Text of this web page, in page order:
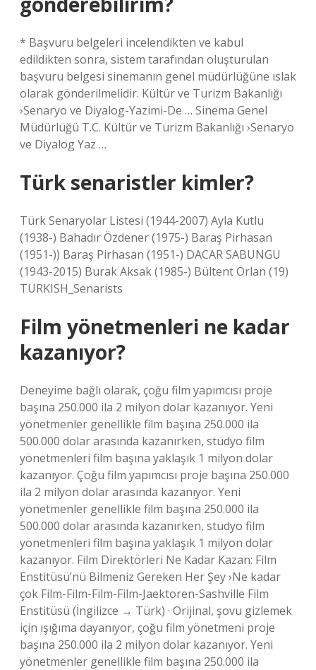
* Başvuru belgeleri incelendikten ve kabul
edildikten sonra, sistem tarafından oluşturulan
başvuru belgesi sinemanın genel müdürlüğüne ıslak
olarak gönderilmelidir. Kültür ve Turizm Bakanlığı
›Senaryo ve Diyalog-Yazimi-De … Sinema Genel
Müdürlüğü T.C. Kültür ve Turizm Bakanlığı ›Senaryo
ve Diyalog Yaz …
Türk senaristler kimler?
Türk Senaryolar Listesi (1944-2007) Ayla Kutlu
(1938-) Bahadır Özdener (1975-) Baraş Pirhasan
(1951-)) Baraş Pirhasan (1951-) DACAR SABUNGU
(1943-2015) Burak Aksak (1985-) Bültent Orlan (19)
TURKISH_Senarists
Film yönetmenleri ne kadar
kazanıyor?
Deneyime bağlı olarak, çoğu film yapımcısı proje
başına 250.000 ila 2 milyon dolar kazanıyor. Yeni
yönetmenler genellikle film başına 250.000 ila
500.000 dolar arasında kazanırken, stüdyo film
yönetmenleri film başına yaklaşık 1 milyon dolar
kazanıyor. Çoğu film yapımcısı proje başına 250.000
ila 2 milyon dolar arasında kazanıyor. Yeni
yönetmenler genellikle film başına 250.000 ila
500.000 dolar arasında kazanırken, stüdyo film
yönetmenleri film başına yaklaşık 1 milyon dolar
kazanıyor. Film Direktörleri Ne Kadar Kazan: Film
Enstitüsü’nü Bilmeniz Gereken Her Şey ›Ne kadar
çok Film-Film-Film-Film-Jaektoren-Sashville Film
Enstitüsü (İngilizce → Türk) · Orijinal, şovu gizlemek
için ışığıma dayanıyor, çoğu film yönetmeni proje
başına 250.000 ila 2 milyon dolar kazanıyor. Yeni
yönetmenler genellikle film başına 250.000 ila